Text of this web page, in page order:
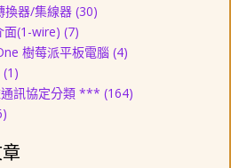
換器/集線器 (30)
面(1-wire) (7)
樹莓派平板電腦 (4)
(1)
訊協定分類 *** (164)